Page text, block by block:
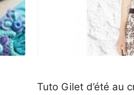
Tuto Gilet d’été au